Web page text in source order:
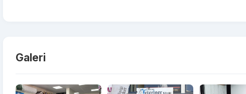
Galeri